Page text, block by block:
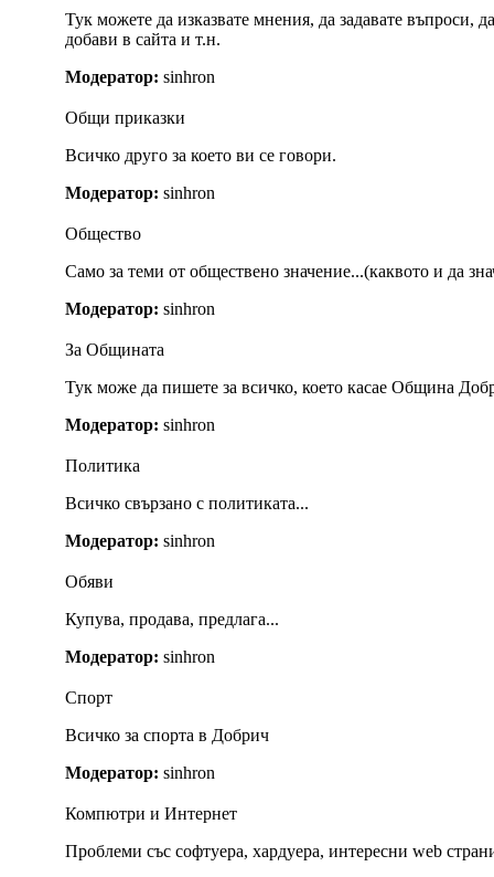
Тук можете да изказвате мнения, да задавате въпроси,
добави в сайта и т.н.
Модератор: sinhron
Общи приказки
Всичко друго за което ви се говори.
Модератор: sinhron
Общество
Само за теми от обществено значение...(каквото и да
Модератор: sinhron
За Общината
Тук може да пишете за всичко, което касае Община
Модератор: sinhron
Политика
Всичко свързано с политиката...
Модератор: sinhron
Обяви
Купува, продава, предлага...
Модератор: sinhron
Спорт
Всичко за спорта в Добрич
Модератор: sinhron
Компютри и Интернет
Проблеми със софтуера, хардуера, интересни web